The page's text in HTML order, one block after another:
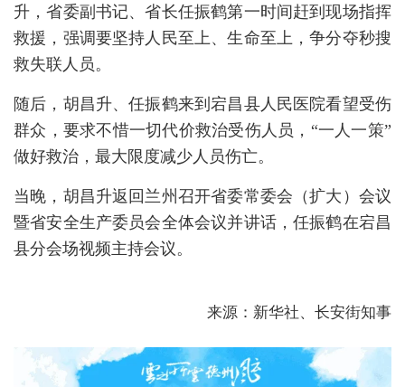
升，省委副书记、省长任振鹤第一时间赶到现场指挥
救援，强调要坚持人民至上、生命至上，争分夺秒搜
救失联人员。
随后，胡昌升、任振鹤来到宕昌县人民医院看望受伤
群众，要求不惜一切代价救治受伤人员，“一人一策”
做好救治，最大限度减少人员伤亡。
当晚，胡昌升返回兰州召开省委常委会（扩大）会议
暨省安全生产委员会全体会议并讲话，任振鹤在宕昌
县分会场视频主持会议。
​来源：新华社、长安街知事